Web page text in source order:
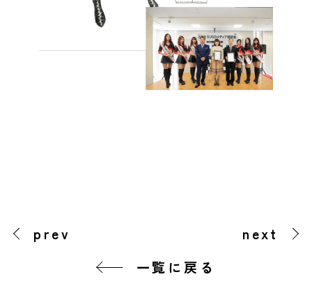
prev
一覧に戻る
next